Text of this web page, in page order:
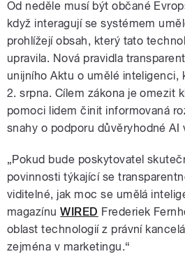
Od neděle musí být občané
když interagují se systémem
prohlížejí obsah, který tato
upravila. Nová pravidla
unijního Aktu o umělé inteligenci,
2. srpna. Cílem zákona je omezit
pomoci lidem činit informovaná
snahy o podporu důvěryhodné AI
„Pokud bude poskytovatel
povinnosti týkající se
viditelné, jak moc se umělá
magazínuWIRED Frederiek
oblast technologií z právní
zejména v marketingu.“